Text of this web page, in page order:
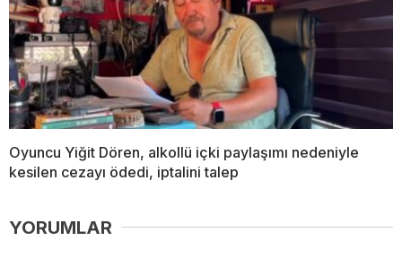
Oyuncu Yiğit Dören, alkollü içki paylaşımı nedeniyle
kesilen cezayı ödedi, iptalini talep
YORUMLAR